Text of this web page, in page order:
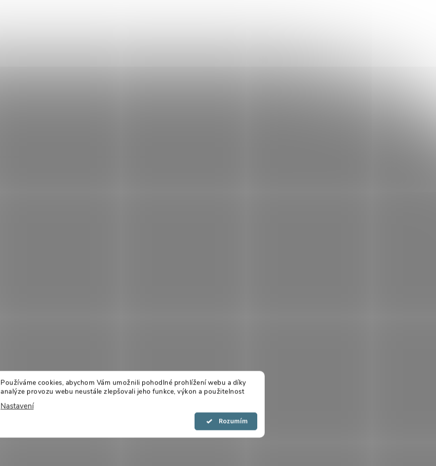
Používáme cookies, abychom Vám umožnili pohodlné prohlížení webu a díky
analýze provozu webu neustále zlepšovali jeho funkce, výkon a použitelnost
Nastavení
Souhlasím